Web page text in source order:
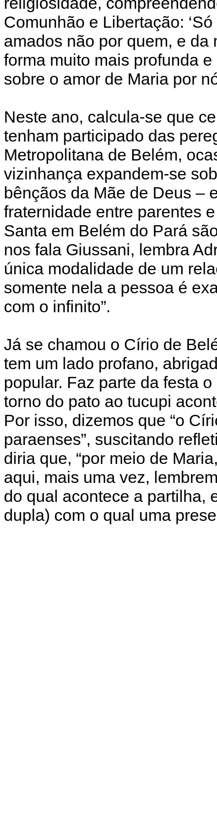
Comunhão e Libertação:
amados não por quem, e
forma muito mais profunda
sobre o amor de Maria por
Neste ano, calcula-se que
tenham participado das
Metropolitana de Belém,
vizinhança expandem-se
bênçãos da Mãe de Deus –
fraternidade entre parentes
Santa em Belém do Pará
nos fala Giussani, lembra
única modalidade de um
somente nela a pessoa é
com o infinito”.
Já se chamou o Círio de
tem um lado profano,
popular. Faz parte da festa
torno do pato ao tucupi
Por isso, dizemos que “o
paraenses”, suscitando
diria que, “por meio de
aqui, mais uma vez,
do qual acontece a partilha,
dupla) com o qual uma